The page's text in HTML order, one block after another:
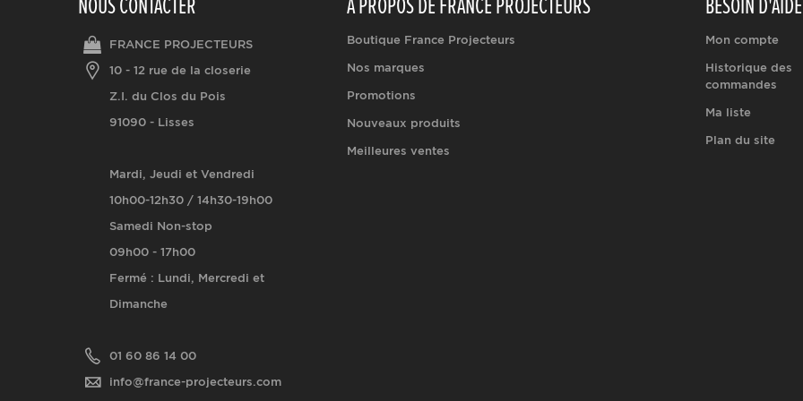
NOUS CONTACTER
FRANCE PROJECTEURS
10 - 12 rue de la closerie
Z.I. du Clos du Pois
91090 - Lisses
Mardi, Jeudi et Vendredi
10h00-12h30 / 14h30-19h00
Samedi Non-stop
09h00 - 17h00
Fermé : Lundi, Mercredi et
Dimanche
01 60 86 14 00
info@france-projecteurs.com
A PROPOS DE FRANCE PROJECTEURS
Boutique France Projecteurs
Nos marques
Promotions
Nouveaux produits
Meilleures ventes
BESOIN
Mon compte
Historique des
commandes
Ma liste
Plan du site